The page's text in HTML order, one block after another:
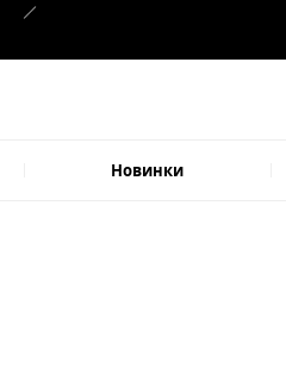
Новинки